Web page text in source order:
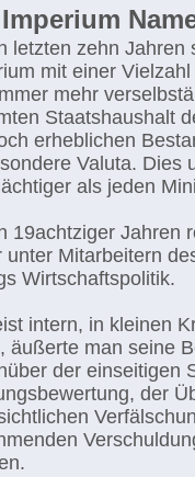
letzten zehn Jahren
mit einer
mehr
Staatshaushalt
erheblichen
Valuta. Dies
als jeden
19achtziger Jahren
unter Mitarbeitern
Wirtschaftspolitik.
intern, in kleinen
äußerte man seine
der einseitigen
der